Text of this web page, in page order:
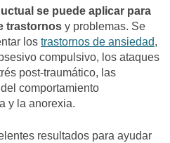
se puede aplicar para
trastornos y problemas. Se
los trastornos de ansiedad,
compulsivo, los ataques
post-traumático, las
comportamiento
y la anorexia.
resultados para ayudar